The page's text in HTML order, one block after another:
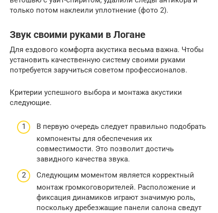
только потом наклеили уплотнение (фото 2).
Звук своими руками в Логане
Для ездового комфорта акустика весьма важна. Чтобы
установить качественную систему своими руками
потребуется заручиться советом профессионалов.
Критерии успешного выбора и монтажа акустики
следующие.
В первую очередь следует правильно подобрать
компоненты для обеспечения их
совместимости. Это позволит достичь
завидного качества звука.
Следующим моментом является корректный
монтаж громкоговорителей. Расположение и
фиксация динамиков играют значимую роль,
поскольку дребезжащие панели салона сведут